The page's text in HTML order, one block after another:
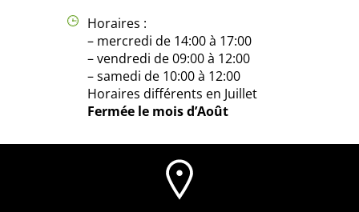
Horaires :
– mercredi de 14:00 à 17:00
– vendredi de 09:00 à 12:00
– samedi de 10:00 à 12:00
Horaires différents en Juillet
Fermée le mois d’Août